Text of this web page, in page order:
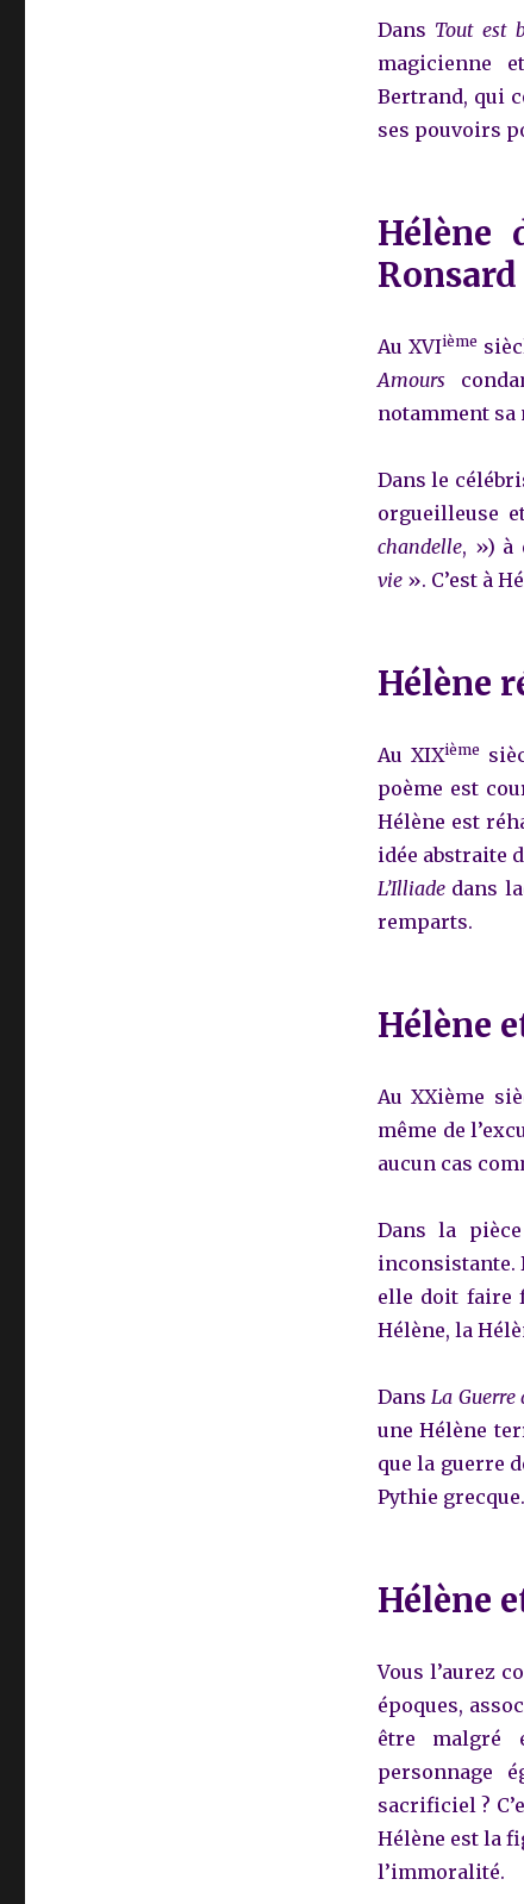
Dans Tout est
magicienne
Bertrand, qui
ses pouvoirs
Hélène
Ronsard
Au XVIième
Amours
notamment sa
Dans le
orgueilleuse
chandelle, ») à
vie». C’est à
Hélène
Au XIXième
poème est
Hélène est
idée abstraite
L’Illiade dans
remparts.
Hélène
Au XXième
même de
aucun cas
Dans la
inconsistante.
elle doit faire
Hélène, la
DansLa Guerre
une Hélène
que la guerre
Pythie grecque.
Hélène
Vous l’aurez
époques,
être malgré
personnage
sacrificiel ?
Hélène est la
l’immoralité.